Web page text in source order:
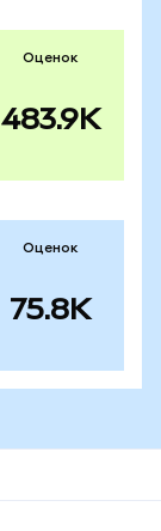
Оценок
483.9K
Оценок
75.8K